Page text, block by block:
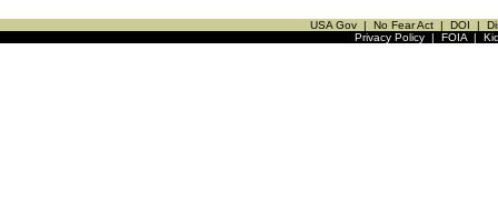
USA Gov | No Fear Act | DOI |
Privacy Policy| FOIA|